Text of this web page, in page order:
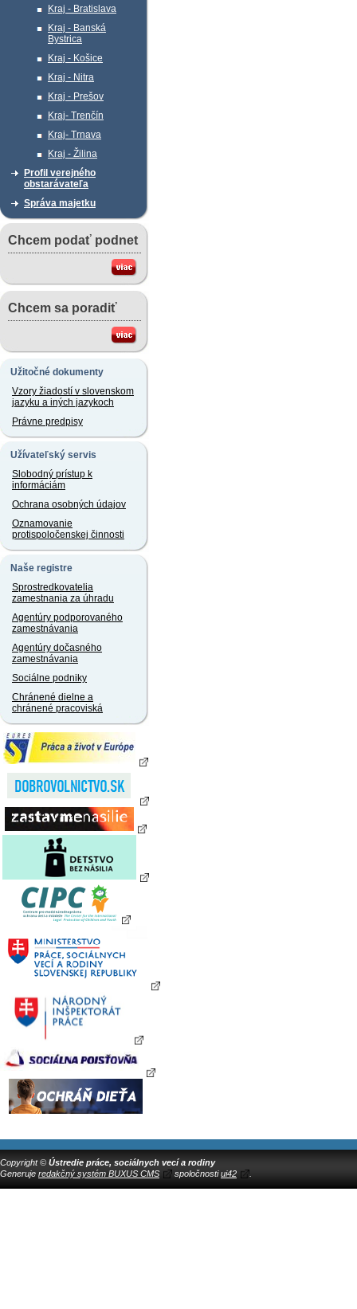
Kraj - Bratislava
Kraj - Banská
Bystrica
Kraj - Košice
Kraj - Nitra
Kraj - Prešov
Kraj- Trenčín
Kraj- Trnava
Kraj - Žilina
Profil verejného
obstarávateľa
Správa majetku
Chcem podať podnet
Chcem sa poradiť
Užitočné dokumenty
Vzory žiadostí v slovenskom
jazyku a iných jazykoch
Právne predpisy
Užívateľský servis
Slobodný prístup k
informáciám
Ochrana osobných údajov
Oznamovanie
protispoločenskej činnosti
Naše registre
Sprostredkovatelia
zamestnania za úhradu
Agentúry podporovaného
zamestnávania
Agentúry dočasného
zamestnávania
Sociálne podniky
Chránené dielne a
chránené pracoviská
Copyright © Ústredie práce, sociálnych vecí a rodiny
Generuje redakčný systém BUXUS CMS spoločnostiui42